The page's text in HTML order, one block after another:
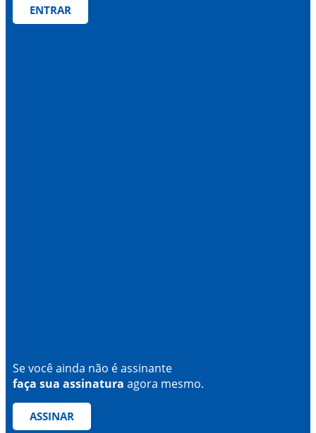
ENTRAR
Se você ainda não é assinante
faça sua assinatura agora mesmo.
ASSINAR